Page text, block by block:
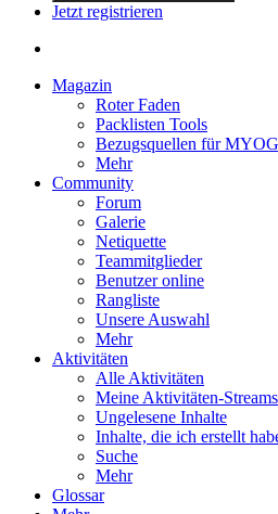
Jetzt registrieren
Magazin
Roter Faden
Packlisten Tools
Bezugsquellen für MYOG
Mehr
Community
Forum
Galerie
Netiquette
Teammitglieder
Benutzer online
Rangliste
Unsere Auswahl
Mehr
Aktivitäten
Alle Aktivitäten
Meine Aktivitäten-Streams
Ungelesene Inhalte
Inhalte, die ich erstellt
Suche
Mehr
Glossar